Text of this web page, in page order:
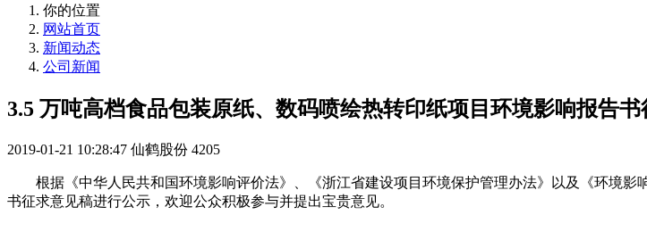
你的位置
网站首页
新闻动态
公司新闻
3.5 万吨高档食品包装原纸、数码喷绘热转印纸项目环境影响报告
2019-01-21 10:28:47 仙鹤股份 4205
根据《中华人民共和国环境影响评价法》、《浙江省建设项目环境保护管理办法》以及《环境
书征求意见稿进行公示，欢迎公众积极参与并提出宝贵意见。